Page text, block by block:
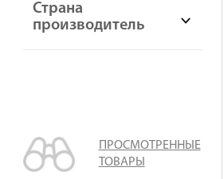
Страна
производитель
ПРОСМОТРЕННЫЕ
ТОВАРЫ